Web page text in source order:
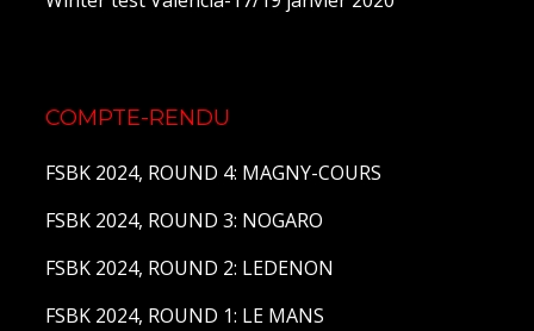
COMPTE-RENDU
FSBK 2024, ROUND 4: MAGNY-COURS
FSBK 2024, ROUND 3: NOGARO
FSBK 2024, ROUND 2: LEDENON
FSBK 2024, ROUND 1: LE MANS